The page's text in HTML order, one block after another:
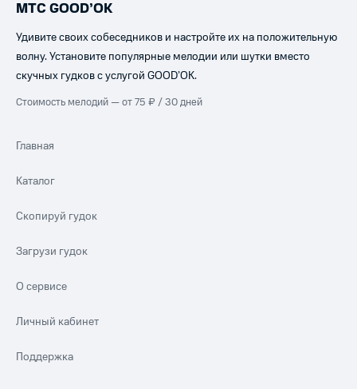
МТС GOOD’OK
Удивите своих собеседников и настройте их на положительную
волну. Установите популярные мелодии или шутки вместо
скучных гудков с услугой GOOD’OK.
Стоимость мелодий — от 75 ₽ / 30 дней
Главная
Каталог
Скопируй гудок
Загрузи гудок
О сервисе
Личный кабинет
Поддержка